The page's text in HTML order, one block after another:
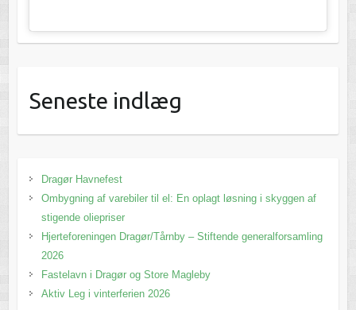
Seneste indlæg
Dragør Havnefest
Ombygning af varebiler til el: En oplagt løsning i skyggen af
stigende oliepriser
Hjerteforeningen Dragør/Tårnby – Stiftende generalforsamling
2026
Fastelavn i Dragør og Store Magleby
Aktiv Leg i vinterferien 2026